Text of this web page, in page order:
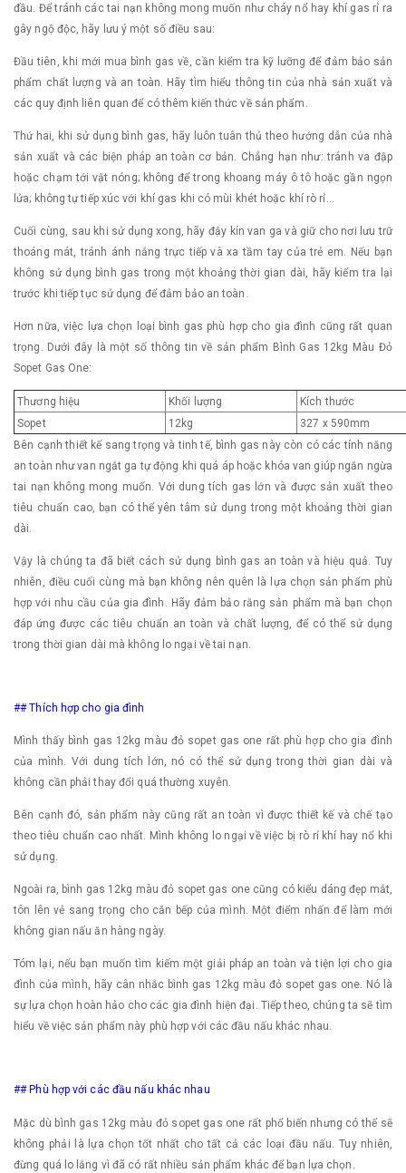
đầu. Để tránh các tai nạn không mong muốn như cháy nổ hay khí gas rỉ ra
gây ngộ độc, hãy lưu ý một số điều sau:
Đầu tiên, khi mới mua bình gas về, cần kiểm tra kỹ lưỡng để đảm bảo sản
phẩm chất lượng và an toàn. Hãy tìm hiểu thông tin của nhà sản xuất và
các quy định liên quan để có thêm kiến thức về sản phẩm.
Thứ hai, khi sử dụng bình gas, hãy luôn tuân thủ theo hướng dẫn của nhà
sản xuất và các biện pháp an toàn cơ bản. Chẳng hạn như: tránh va đập
hoặc chạm tới vật nóng; không để trong khoang máy ô tô hoặc gần ngọn
lửa; không tự tiếp xúc với khí gas khi có mùi khét hoặc khí rò rỉ...
Cuối cùng, sau khi sử dụng xong, hãy đậy kín van ga và giữ cho nơi lưu trữ
thoáng mát, tránh ánh nắng trực tiếp và xa tầm tay của trẻ em. Nếu bạn
không sử dụng bình gas trong một khoảng thời gian dài, hãy kiểm tra lại
trước khi tiếp tục sử dụng để đảm bảo an toàn.
Hơn nữa, việc lựa chọn loại bình gas phù hợp cho gia đình cũng rất quan
trọng. Dưới đây là một số thông tin về sản phẩm Bình Gas 12kg Màu Đỏ
Sopet Gas One:
Thương hiệu Khối lượng
Kích thước
Sopet
12kg
327 x 590mm
Bên cạnh thiết kế sang trọng và tinh tế, bình gas này còn có các tính năng
an toàn như van ngắt ga tự động khi quá áp hoặc khóa van giúp ngăn ngừa
tai nạn không mong muốn. Với dung tích gas lớn và được sản xuất theo
tiêu chuẩn cao, bạn có thể yên tâm sử dụng trong một khoảng thời gian
dài.
Vậy là chúng ta đã biết cách sử dụng bình gas an toàn và hiệu quả. Tuy
nhiên, điều cuối cùng mà bạn không nên quên là lựa chọn sản phẩm phù
hợp với nhu cầu của gia đình. Hãy đảm bảo rằng sản phẩm mà bạn chọn
đáp ứng được các tiêu chuẩn an toàn và chất lượng, để có thể sử dụng
trong thời gian dài mà không lo ngại về tai nạn.
## Thích hợp cho gia đình
Mình thấy bình gas 12kg màu đỏ sopet gas one rất phù hợp cho gia đình
của mình. Với dung tích lớn, nó có thể sử dụng trong thời gian dài và
không cần phải thay đổi quá thường xuyên.
Bên cạnh đó, sản phẩm này cũng rất an toàn vì được thiết kế và chế tạo
theo tiêu chuẩn cao nhất. Mình không lo ngại về việc bị rò rỉ khí hay nổ khi
sử dụng.
Ngoài ra, bình gas 12kg màu đỏ sopet gas one cũng có kiểu dáng đẹp mắt,
tôn lên vẻ sang trọng cho căn bếp của mình. Một điểm nhấn để làm mới
không gian nấu ăn hàng ngày.
Tóm lại, nếu bạn muốn tìm kiếm một giải pháp an toàn và tiện lợi cho gia
đình của mình, hãy cân nhắc bình gas 12kg màu đỏ sopet gas one. Nó là
sự lựa chọn hoàn hảo cho các gia đình hiện đại. Tiếp theo, chúng ta sẽ tìm
hiểu về việc sản phẩm này phù hợp với các đầu nấu khác nhau.
## Phù hợp với các đầu nấu khác nhau
Mặc dù bình gas 12kg màu đỏ sopet gas one rất phổ biến nhưng có thể sẽ
không phải là lựa chọn tốt nhất cho tất cả các loại đầu nấu. Tuy nhiên,
đừng quá lo lắng vì đã có rất nhiều sản phẩm khác để bạn lựa chọn.